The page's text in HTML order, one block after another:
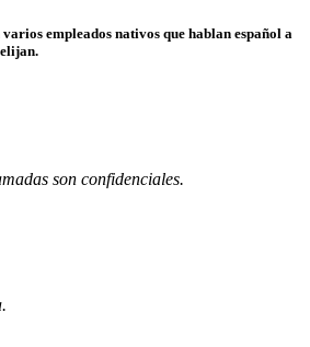
empleados nativos que hablan español a
son confidenciales.